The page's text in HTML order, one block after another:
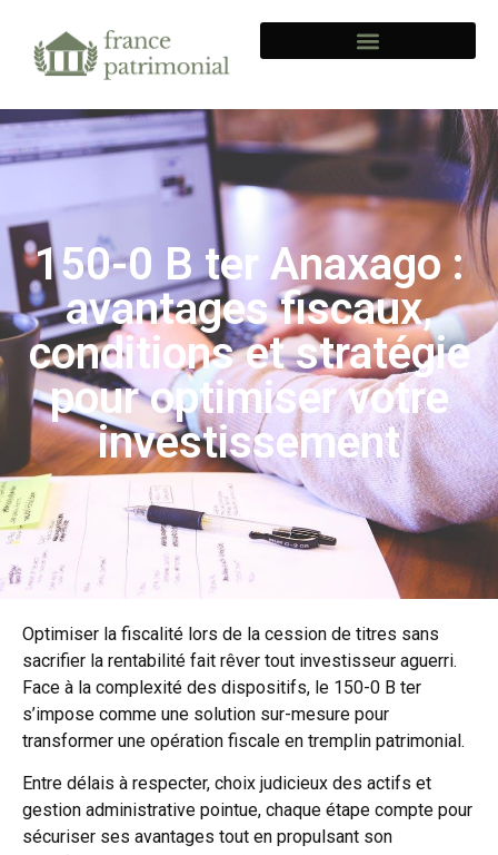
150-0 B ter Anaxago :
avantages fiscaux,
conditions et stratégie
pour optimiser votre
investissement
Optimiser la fiscalité lors de la cession de titres sans
sacrifier la rentabilité fait rêver tout investisseur aguerri.
Face à la complexité des dispositifs, le 150-0 B ter
s’impose comme une solution sur-mesure pour
transformer une opération fiscale en tremplin patrimonial.
Entre délais à respecter, choix judicieux des actifs et
gestion administrative pointue, chaque étape compte pour
sécuriser ses avantages tout en propulsant son